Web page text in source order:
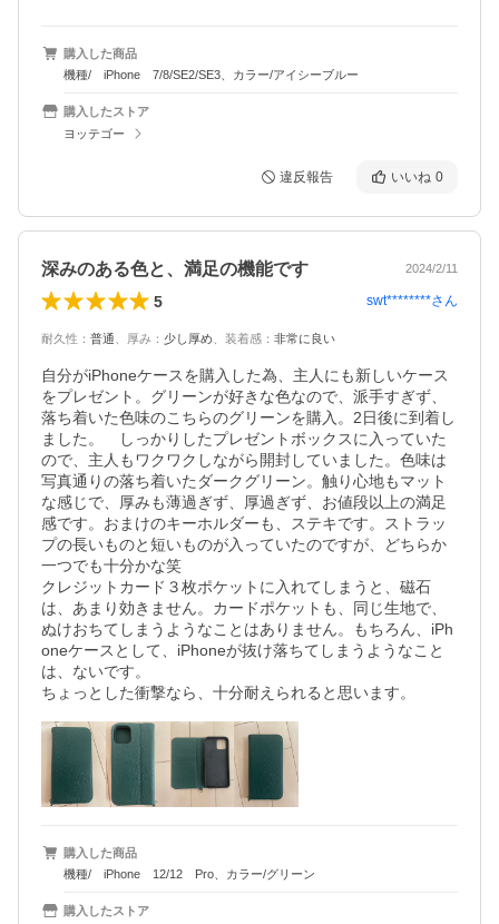
購入した商品
機種/ iPhone 7/8/SE2/SE3、カラー/アイシーブルー
購入したストア
ヨッテゴー
違反報告 いいね 0
深みのある色と、満足の機能です 2024/2/11
5 swt********さん
耐久性 ： 普通 厚み ： 少し厚め 装着感 ： 非常に良い
自分がiPhoneケースを購入した為、主人にも新しいケース
をプレゼント。グリーンが好きな色なので、派手すぎず、
落ち着いた色味のこちらのグリーンを購入。2日後に到着し
ました。　しっかりしたプレゼントボックスに入っていた
ので、主人もワクワクしながら開封していました。色味は
写真通りの落ち着いたダークグリーン。触り心地もマット
な感じで、厚みも薄過ぎず、厚過ぎず、お値段以上の満足
感です。おまけのキーホルダーも、ステキです。ストラッ
プの長いものと短いものが入っていたのですが、どちらか
一つでも十分かな笑
クレジットカード３枚ポケットに入れてしまうと、磁石
は、あまり効きません。カードポケットも、同じ生地で、
ぬけおちてしまうようなことはありません。もちろん、iPh
oneケースとして、iPhoneが抜け落ちてしまうようなこと
は、ないです。
ちょっとした衝撃なら、十分耐えられると思います。
購入した商品
機種/ iPhone 12/12 Pro、カラー/グリーン
購入したストア